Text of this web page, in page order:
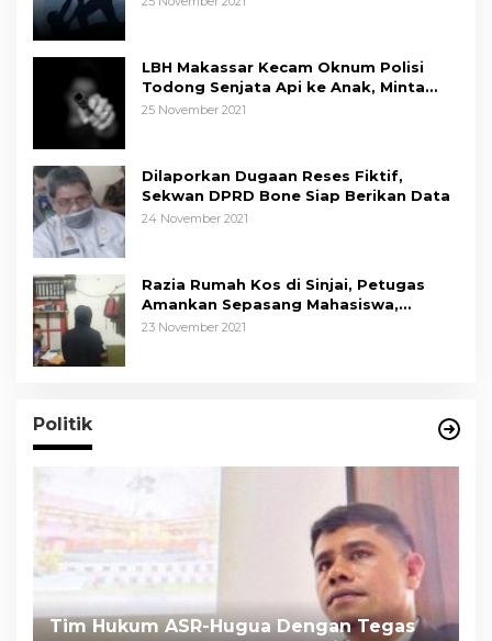
LBH Makassar Kecam Oknum Polisi
Todong Senjata Api ke Anak, Minta
Kapolda Sulsel Tindak Tegas
25 November 2021
Dilaporkan Dugaan Reses Fiktif,
Sekwan DPRD Bone Siap Berikan Data
24 November 2021
Razia Rumah Kos di Sinjai, Petugas
Amankan Sepasang Mahasiswa,
Mengaku Berpacaran
23 November 2021
Politik
Tim Hukum ASR-Hugua Dengan Tegas